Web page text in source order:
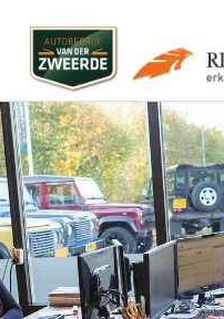
Autobedrijf van der